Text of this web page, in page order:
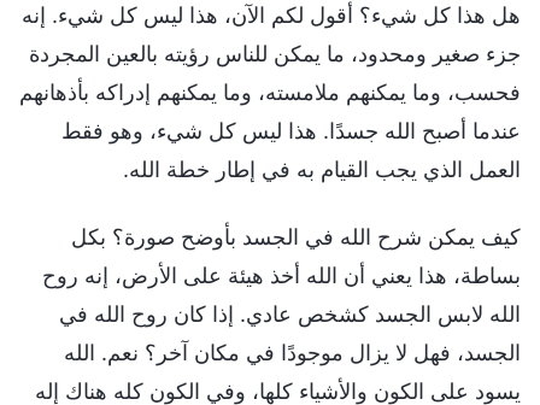
هل هذا كل شيء؟ أقول لكم الآن، هذا ليس كل شيء. إنه
جزء صغير ومحدود، ما يمكن للناس رؤيته بالعين المجردة
فحسب، وما يمكنهم ملامسته، وما يمكنهم إدراكه بأذهانهم
عندما أصبح الله جسدًا. هذا ليس كل شيء، وهو فقط
العمل الذي يجب القيام به في إطار خطة الله.
كيف يمكن شرح الله في الجسد بأوضح صورة؟ بكل
بساطة، هذا يعني أن الله أخذ هيئة على الأرض، إنه روح
الله لابس الجسد كشخص عادي. إذا كان روح الله في
الجسد، فهل لا يزال موجودًا في مكان آخر؟ نعم. الله
يسود على الكون والأشياء كلها، وفي الكون كله هناك إله